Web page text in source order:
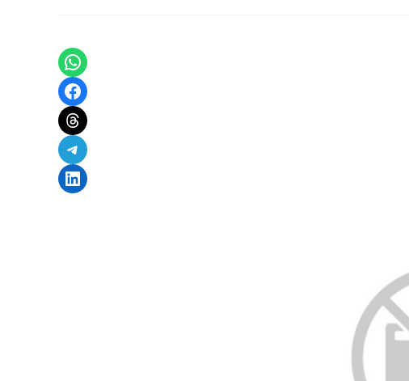
Share on WhatsApp
Share on Facebook
Share on Threads
Share on Telegram
Share on LinkedIn